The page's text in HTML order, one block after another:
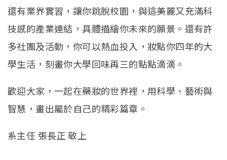
還有業界實習，讓你跳脫校園，與這美麗又充滿科
技感的產業連結，具體描繪你未來的願景。還有許
多社團及活動，你可以熱血投入，妝點你四年的大
學生活，刻畫你大學回味再三的點點滴滴。
歡迎大家，一起在藥妝的世界裡，用科學、藝術與
智慧，畫出屬於自己的精彩篇章。
系主任 張長正 敬上